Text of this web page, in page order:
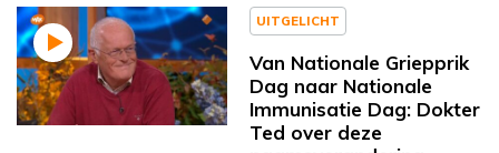
UITGELICHT
Van Nationale Griepprik
Dag naar Nationale
Immunisatie Dag: Dokter
Ted over deze